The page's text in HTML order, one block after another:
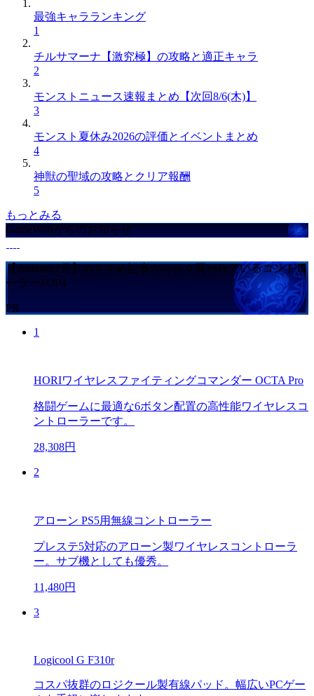
最強キャラランキング
1
チルサマーナ【激究極】の攻略と適正キャラ
2
モンストニュース速報まとめ【次回8/6(木)】
3
モンスト夏休み2026の評価とイベントまとめ
4
神獣の聖域の攻略とクリア報酬
5
もっとみる
GameWithからのお知らせ
【Amazon7月】おすすめ記事からよく買われているコントロ
ーラーTOP4
PR
1
HORIワイヤレスファイティングコマンダー OCTA Pro
格闘ゲームに最適な6ボタン配置の高性能ワイヤレスコ
ントローラーです。
28,308円
2
アローン PS5用無線コントローラー
プレステ5対応のアローン製ワイヤレスコントローラ
ー。サブ機としても優秀。
11,480円
3
Logicool G F310r
コスパ抜群のロジクール製有線パッド。幅広いPCゲー